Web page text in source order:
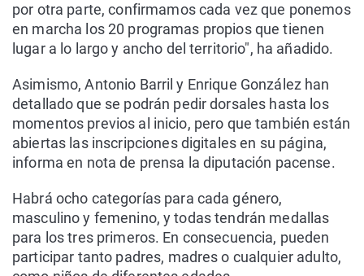
por otra parte, confirmamos cada vez que ponemos
en marcha los 20 programas propios que tienen
lugar a lo largo y ancho del territorio", ha añadido.
Asimismo, Antonio Barril y Enrique González han
detallado que se podrán pedir dorsales hasta los
momentos previos al inicio, pero que también están
abiertas las inscripciones digitales en su página,
informa en nota de prensa la diputación pacense.
Habrá ocho categorías para cada género,
masculino y femenino, y todas tendrán medallas
para los tres primeros. En consecuencia, pueden
participar tanto padres, madres o cualquier adulto,